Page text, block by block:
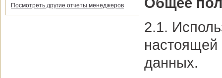
Посмотреть другие отчеты менеджеров
2.1.
настоящей
данных.